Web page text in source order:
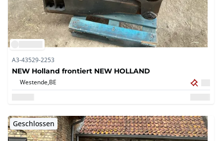
A3-43529-2253
NEW Holland frontiert NEW HOLLAND
Westende,BE
Geschlossen